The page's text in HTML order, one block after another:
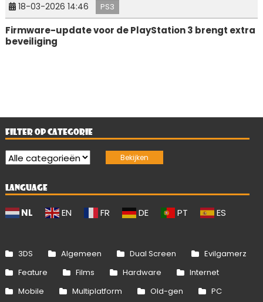
18-03-2026 14:46 PS3
Firmware-update voor de PlayStation 3 brengt extra
beveiliging
FILTER OP CATEGORIE
LANGUAGE
NL EN FR DE PT ES
3DS Algemeen Dual Screen
Evilgamerz
Feature
Films Hardware
Internet
Mobile
Multiplatform Old-gen PC